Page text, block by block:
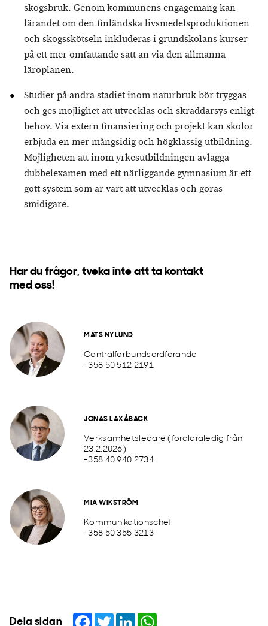
skogsbruk. Genom kommunens engagemang kan
lärandet om den finländska livsmedelsproduktionen
och skogsskötseln inkluderas i grundskolans kurser
på ett mer omfattande sätt än via den allmänna
läroplanen.
Studier på andra stadiet inom naturbruk bör tryggas
och ges möjlighet att utvecklas och skräddarsys enligt
behov. Via extern finansiering och projekt kan skolor
erbjuda en mer mångsidig och högklassig utbildning.
Möjligheten att inom yrkesutbildningen avlägga
dubbelexamen med ett närliggande gymnasium är ett
gott system som är värt att utvecklas och göras
smidigare.
Har du frågor, tveka inte att ta kontakt
med oss!
MATS NYLUND
Centralförbundsordförande
+358 50 512 2191
JONAS LAXÅBACK
Verksamhetsledare (föräldraledig från
23.2.2026)
+358 40 940 2734
MIA WIKSTRÖM
Kommunikationschef
+358 50 355 3213
Dela sidan Facebook
TwitterLinkedIn